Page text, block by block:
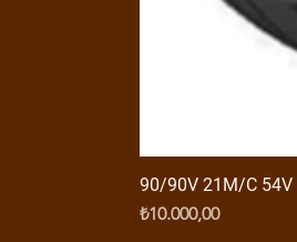
90/90V 21M/C 54V
Fiyat
₺10.000,00